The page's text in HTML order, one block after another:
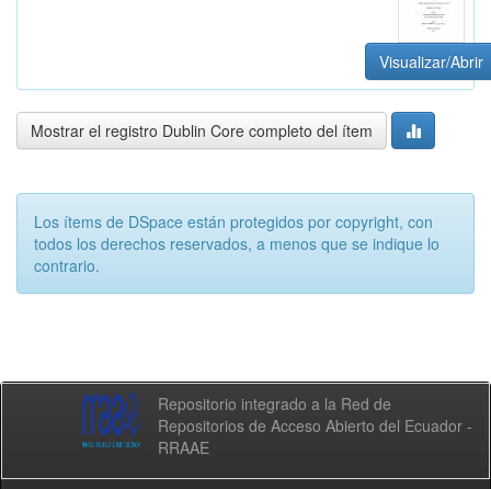
Visualizar/Abrir
Mostrar el registro Dublin Core completo del ítem
Los ítems de DSpace están protegidos por copyright, con
todos los derechos reservados, a menos que se indique lo
contrario.
Repositorio integrado a la Red de
Repositorios de Acceso Abierto del Ecuador -
RRAAE